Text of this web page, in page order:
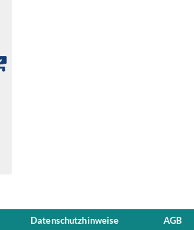
Datenschutzhinweise
AGB